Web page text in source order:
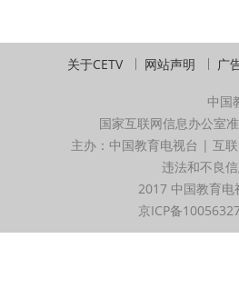
关于CETV 网站声明 广
中国
国家互联网信息办公室
主办：中国教育电视台 | 互
违法和不良
2017 中国教育
京ICP备